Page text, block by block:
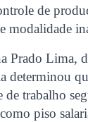
de
Lima,
trabalho
piso